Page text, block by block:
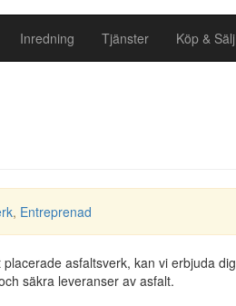
Inredning Tjänster Köp & Sälj
, Entreprenad
asfaltsverk, kan vi erbjuda dig
säkra leveranser av asfalt.